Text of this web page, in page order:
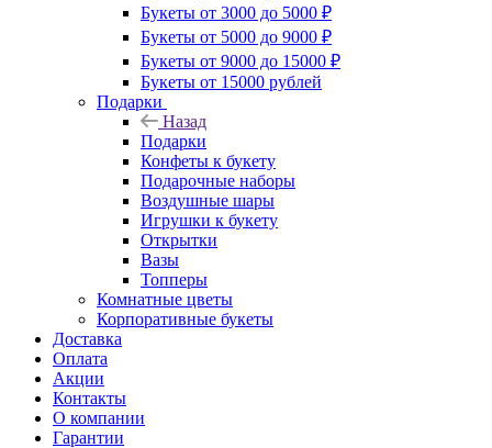
Букеты от 3000 до 5000 ₽
Букеты от 5000 до 9000 ₽
Букеты от 9000 до 15000 ₽
Букеты от 15000 рублей
Подарки
Назад
Подарки
Конфеты к букету
Подарочные наборы
Воздушные шары
Игрушки к букету
Открытки
Вазы
Топперы
Комнатные цветы
Корпоративные букеты
Доставка
Оплата
Акции
Контакты
О компании
Гарантии